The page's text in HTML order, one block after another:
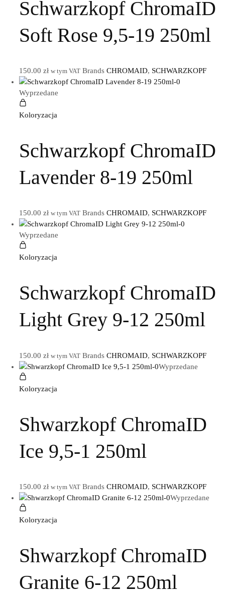
Schwarzkopf ChromaID
Soft Rose 9,5-19 250ml
150.00 zł w tym VATBrands CHROMAID, SCHWARZKOPF
Wyprzedane
Koloryzacja
Schwarzkopf ChromaID
Lavender 8-19 250ml
150.00 zł w tym VATBrands CHROMAID, SCHWARZKOPF
Wyprzedane
Koloryzacja
Schwarzkopf ChromaID
Light Grey 9-12 250ml
150.00 zł w tym VATBrands CHROMAID, SCHWARZKOPF
Wyprzedane
Koloryzacja
Shwarzkopf ChromaID
Ice 9,5-1 250ml
150.00 zł w tym VATBrands CHROMAID, SCHWARZKOPF
Wyprzedane
Koloryzacja
Shwarzkopf ChromaID
Granite 6-12 250ml